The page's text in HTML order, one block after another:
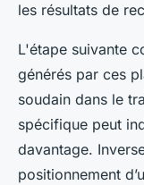
les résultats de
L'étape suivante
générés par ces
soudain dans le
spécifique peut
davantage.
positionnement